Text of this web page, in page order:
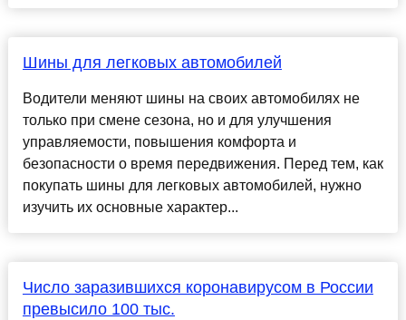
Шины для легковых автомобилей
Водители меняют шины на своих автомобилях не
только при смене сезона, но и для улучшения
управляемости, повышения комфорта и
безопасности о время передвижения. Перед тем, как
покупать шины для легковых автомобилей, нужно
изучить их основные характер...
Число заразившихся коронавирусом в России
превысило 100 тыс.